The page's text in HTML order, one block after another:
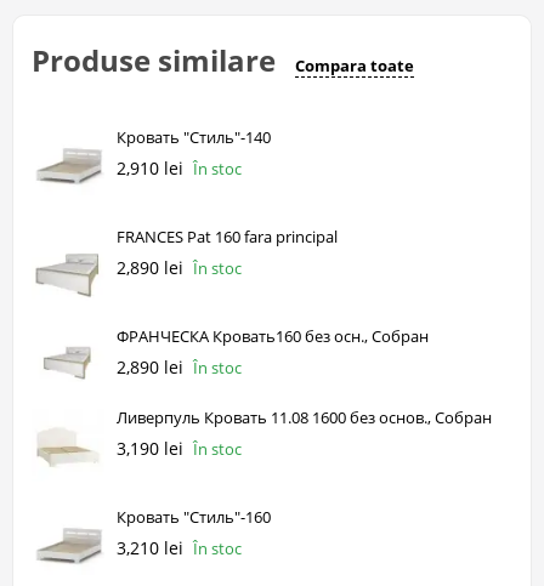
Produse similare Compara toate
Кровать "Стиль"-140
2,910 lei În stoc
FRANCES Pat 160 fara principal
2,890 lei În stoc
ФРАНЧЕСКА Кровать160 без осн., Собран
2,890 lei În stoc
Ливерпуль Кровать 11.08 1600 без основ., Собран
3,190 lei În stoc
Кровать "Стиль"-160
3,210 lei În stoc